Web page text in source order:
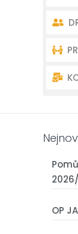
OP